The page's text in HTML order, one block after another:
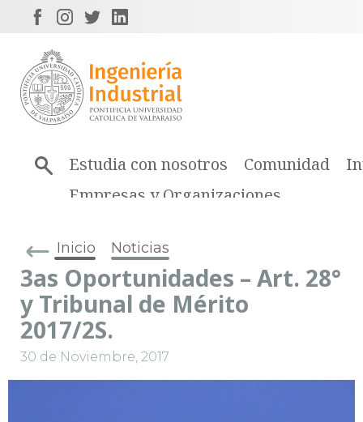
Estudia con nosotros Comunidad
Empresas y Organizaciones
Inicio Noticias
3as Oportunidades – Art. 28°
y Tribunal de Mérito
2017/2S.
30 de Noviembre, 2017